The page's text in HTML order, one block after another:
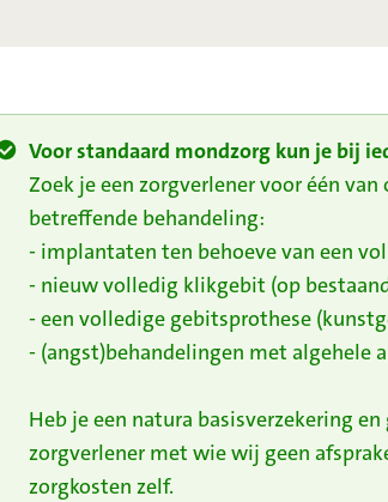
Voor standaard mondzorg kun je bij
Zoek je een zorgverlener voor één
betreffende behandeling:
- implantaten ten behoeve van een
- nieuw volledig klikgebit (op
- een volledige gebitsprothese
- (angst)behandelingen met algehele
Heb je een natura basisverzekering
zorgverlener met wie wij geen
zorgkosten zelf.